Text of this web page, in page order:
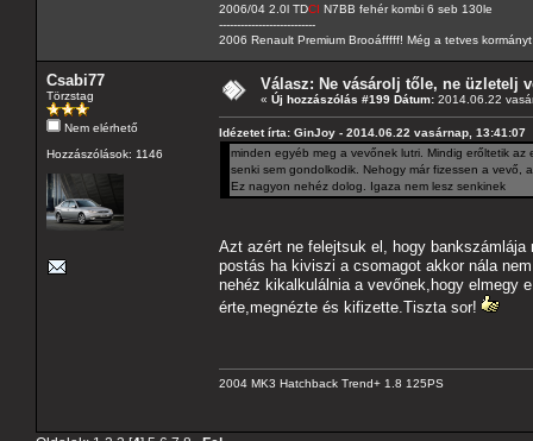
2006/04 2.0l TDCI N7BB fehér kombi 6 seb 130le
---------------------------
2006 Renault Premium Brooáfffff! Még a tetves
Csabi77
Törzstag
Nem elérhető
Hozzászólások: 1146
Válasz: Ne vásárolj tőle, ne üzletelj
« Új hozzászólás #199 Dátum: 2014.06.22
Idézetet írta: GinJoy - 2014.06.22 vasárnap, 13:41:07
minden egyéb meg a vevőnek lutri. Mindig erőltetik
senki sem gondolkodik. Nehogy már fizessen a vevő,
Ez nagyon nehéz dolog. Igaza nem lesz senkinek
Azt azért ne felejtsuk el, hogy
postás ha kiviszi a csomagot akkor nála
nehéz kikalkulálnia a vevőnek,hogy elmegy
érte,megnézte és kifizette.Tiszta sor!
2004 MK3 Hatchback Trend+ 1.8 125PS